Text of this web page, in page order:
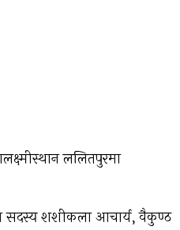
ललितपुरमा
सदस्य शशीकला आचार्य, वैकुण्ठ